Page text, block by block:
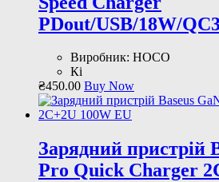
PDout/USB/18W/
Виробник: HOCO
Кі
₴450.00 Buy Now
Зарядний пристрій
Pro Quick Charger